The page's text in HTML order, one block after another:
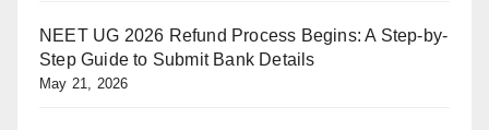
NEET UG 2026 Refund Process Begins: A Step-by-
Step Guide to Submit Bank Details
May 21, 2026